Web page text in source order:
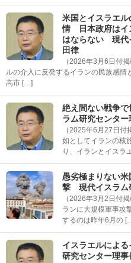
米国とイスラエ
情 日本政府はイ
はならない 現代
田律
（2026年3月6日付
ルの介入に反発するイランの民族感
高市 […]
絶え間ない戦争
ラム研究センタ
（2025年6月27日
如としてイランの核
り、イランとイスラ
愚劣極まりない
撃 現代イスラム
（2026年3月2日付
ランに大規模軍事攻
するのは昨年6月の
イスラエルによ
研究センター理事